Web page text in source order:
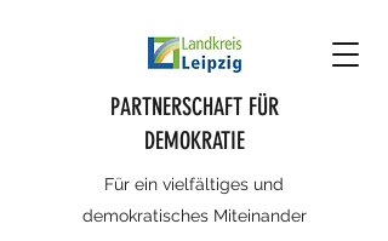
PARTNERSCHAFT FÜR
DEMOKRATIE
Für ein vielfältiges und
demokratisches Miteinander